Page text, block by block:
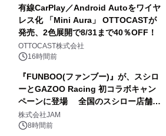
有線CarPlay／Android Autoをワイヤ
レス化 「Mini Aura」 OTTOCASTが
発売、2色展開で8/31まで40％OFF！
OTTOCAST株式会社
16時間前
『FUNBOO(ファンブー)』が、スシロ
ーとGAZOO Racing 初コラボキャン
ペーンに登場 全国のスシロー店舗で
GR 4車種の FUNBOO(ミニカー)付き
メニューが展開されます
株式会社JAM
8時間前